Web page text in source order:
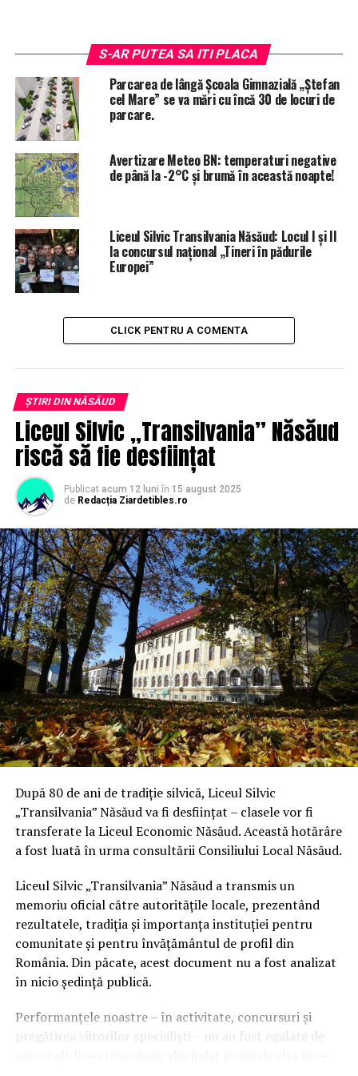
S-AR PUTEA SA ITI PLACA
Parcarea de lângă Școala Gimnazială „Ștefan
cel Mare” se va mări cu încă 30 de locuri de
parcare.
Avertizare Meteo BN: temperaturi negative
de până la -2°C și brumă în această noapte!
Liceul Silvic Transilvania Năsăud: Locul I și II
la concursul național „Tineri în pădurile
Europei”
CLICK PENTRU A COMENTA
ȘTIRI DIN NĂSĂUD
Liceul Silvic „Transilvania” Năsăud
riscă să fie desființat
Publicat acum 12 luni în 15 august 2025
de Redacția Ziardetibles.ro
După 80 de ani de tradiție silvică, Liceul Silvic
„Transilvania” Năsăud va fi desființat – clasele vor fi
transferate la Liceul Economic Năsăud. Această hotărâre
a fost luată în urma consultării Consiliului Local Năsăud.
Liceul Silvic „Transilvania” Năsăud a transmis un
memoriu oficial către autoritățile locale, prezentând
rezultatele, tradiția și importanța instituției pentru
comunitate și pentru învățământul de profil din
România. Din păcate, acest document nu a fost analizat
în nicio ședință publică.
Performanțele noastre – în activitate, concursuri și
pregătirea viitorilor specialiști – nu au fost egalate de